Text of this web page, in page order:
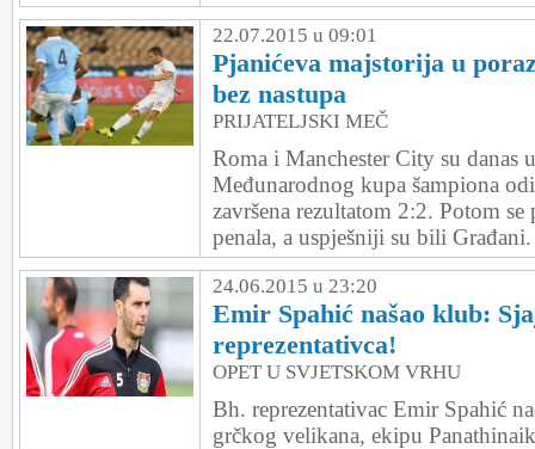
22.07.2015 u 09:01
Pjanićeva majstorija u
bez nastupa
PRIJATELJSKI MEČ
Roma i Manchester City su danas
Međunarodnog kupa šampiona
završena rezultatom 2:2. Potom
penala, a uspješniji su bili Građani.
24.06.2015 u 23:20
Emir Spahić našao klub:
reprezentativca!
OPET U SVJETSKOM VRHU
Bh. reprezentativac Emir Spahić
grčkog velikana, ekipu